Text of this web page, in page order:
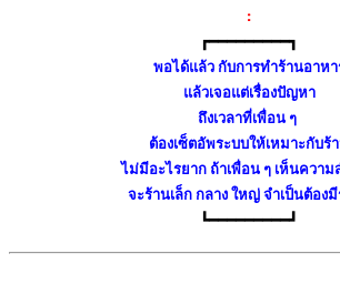
:
┏━━━━━━━━━┓
พอได้แล้ว กับการทำร้านอาหา
แล้วเจอแต่เรื่องปัญหา
ถึงเวลาที่เพื่อน ๆ
ต้องเซ็ตอัพระบบให้เหมาะกับร้
ไม่มีอะไรยาก ถ้าเพื่อน ๆ เห็นควา
จะร้านเล็ก กลาง ใหญ่ จำเป็นต้อง
┗━━━━━━━━━┛